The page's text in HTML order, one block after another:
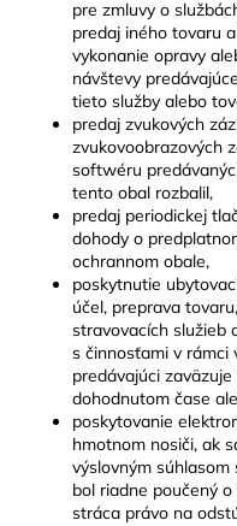
pre zmluvy o
predaj iného tovaru
vykonanie opravy
návštevy
tieto služby alebo
predaj zvukových
zvukovoobrazových
softwéru
tento obal rozbalil,
predaj periodickej
dohody o
ochrannom obale,
poskytnutie
účel, preprava
stravovacích služieb
s činnosťami v rámci
predávajúci
dohodnutom čase
poskytovanie
hmotnom nosiči, ak
výslovným
bol riadne poučený
stráca právo na